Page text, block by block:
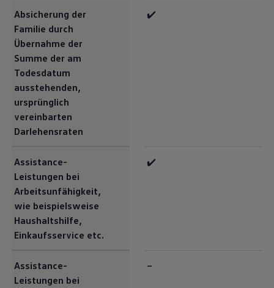
Absicherung der
Familie durch
Übernahme der
Summe der am
Todesdatum
ausstehenden,
ursprünglich
vereinbarten
Darlehensraten
✔️
Assistance-
Leistungen bei
Arbeitsunfähigkeit,
wie beispielsweise
Haushaltshilfe,
Einkaufsservice etc.
✔️
Assistance-
Leistungen bei
–